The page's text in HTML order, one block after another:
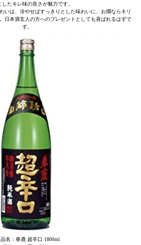
したキレ味の良さが魅力です。
いは、冷やせばすっきりとした味わいに、お燗ならキリ
日本酒玄人の方へのプレゼントとしても喜ばれるはずで
す。
名：春鹿 超辛口 1800ml